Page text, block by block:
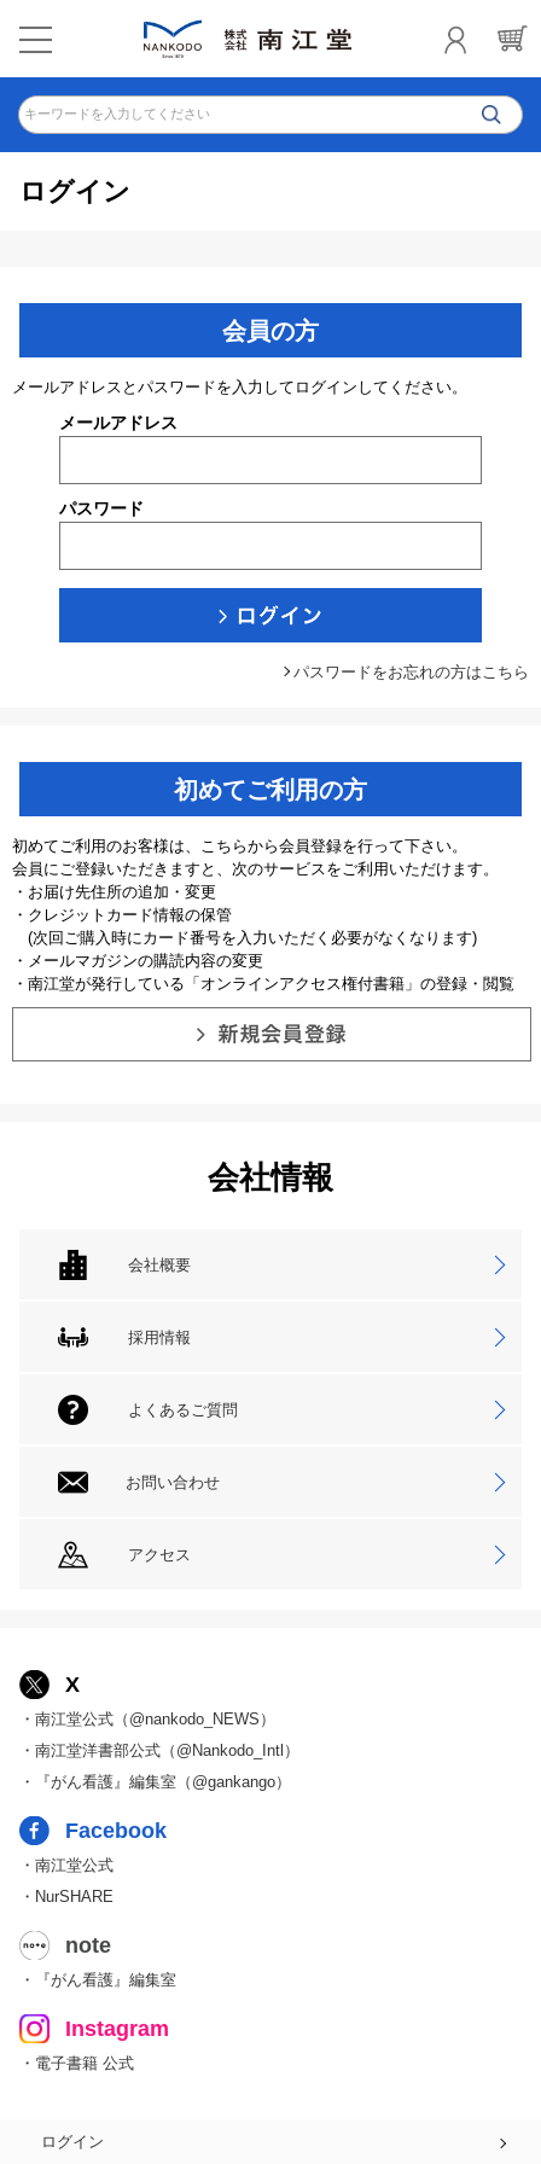
キーワードを入力してください
ログイン
会員の方
メールアドレスとパスワードを入力してログインしてください。
メールアドレス
パスワード
パスワードをお忘れの方はこちら
初めてご利用の方
初めてご利用のお客様は、こちらから会員登録を行って下さい。
会員にご登録いただきますと、次のサービスをご利用いただけます。
・お届け先住所の追加・変更
・クレジットカード情報の保管
(次回ご購入時にカード番号を入力いただく必要がなくなります)
・メールマガジンの購読内容の変更
・南江堂が発行している「オンラインアクセス権付書籍」の登録・閲覧
会社情報
会社概要
採用情報
よくあるご質問
お問い合わせ
アクセス
X
・南江堂公式（@nankodo_NEWS）
・南江堂洋書部公式（@Nankodo_Intl）
・『がん看護』編集室（@gankango）
Facebook
・南江堂公式
・NurSHARE
note
・『がん看護』編集室
Instagram
・電子書籍 公式
ログイン